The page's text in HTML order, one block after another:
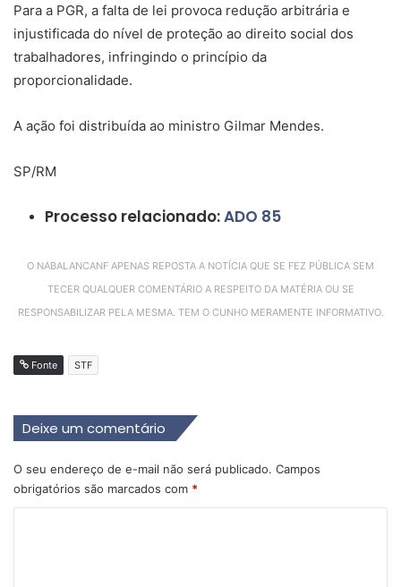
Para a PGR, a falta de lei provoca redução arbitrária e
injustificada do nível de proteção ao direito social dos
trabalhadores, infringindo o princípio da
proporcionalidade.
A ação foi distribuída ao ministro Gilmar Mendes.
SP/RM
Processo relacionado:ADO 85
O NABALANCANF APENAS REPOSTA A NOTÍCIA QUE SE FEZ PÚBLICA SEM
TECER QUALQUER COMENTÁRIO A RESPEITO DA MATÉRIA OU SE
RESPONSABILIZAR PELA MESMA. TEM O CUNHO MERAMENTE INFORMATIVO.
Fonte STF
Deixe um comentário
O seu endereço de e-mail não será publicado. Campos
obrigatórios são marcados com *